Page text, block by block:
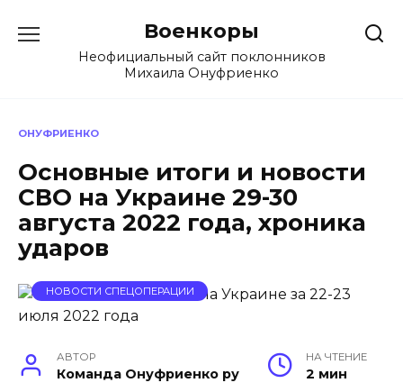
содержанию
Военкоры
Неофициальный сайт поклонников
Михаила Онуфриенко
ОНУФРИЕНКО
Основные итоги и новости
СВО на Украине 29-30
августа 2022 года, хроника
ударов
НОВОСТИ СПЕЦОПЕРАЦИИ
АВТОР
Команда Онуфриенко ру
НА ЧТЕНИЕ
2 мин